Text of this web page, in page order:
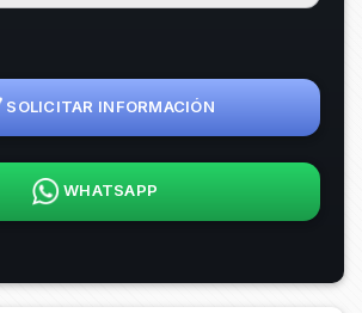
SOLICITAR INFORMACIÓN
WHATSAPP